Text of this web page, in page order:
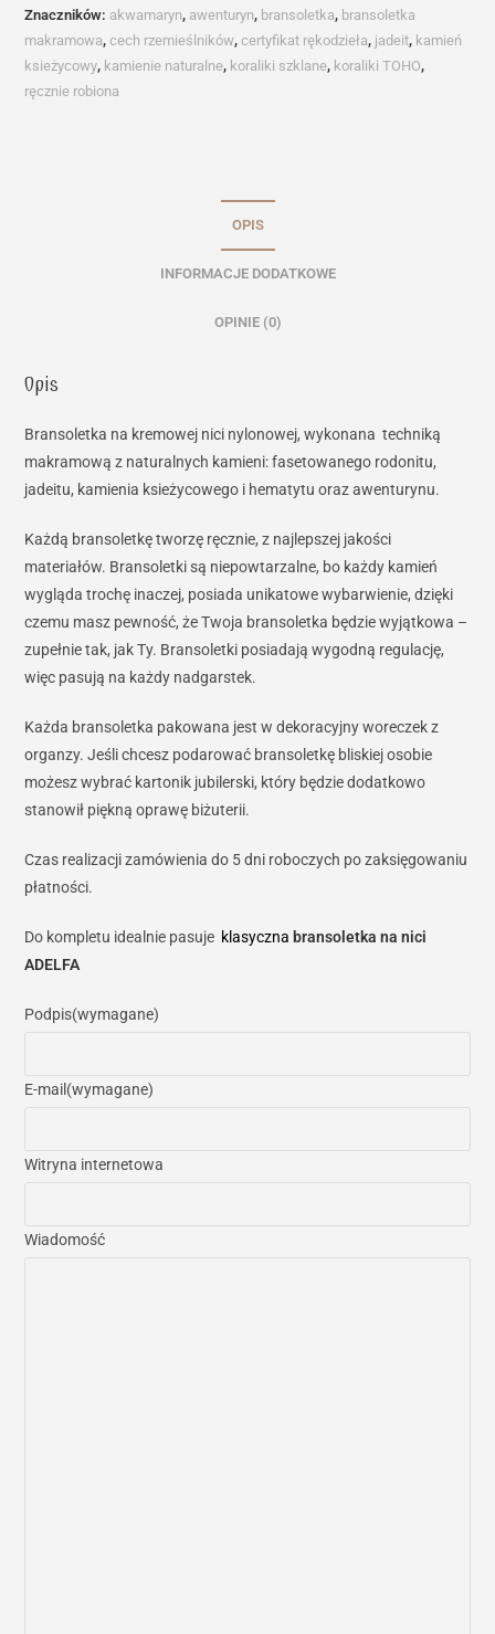
Znaczników: akwamaryn, awenturyn, bransoletka, bransoletka
makramowa,cech rzemieślników,certyfikat rękodzieła, jadeit, kamień
ksieżycowy, kamienie naturalne, koraliki szklane, koraliki TOHO,
ręcznie robiona
OPIS
INFORMACJE DODATKOWE
OPINIE (0)
Opis
Bransoletka na kremowej nici nylonowej, wykonana techniką
makramową z naturalnych kamieni: fasetowanego rodonitu,
jadeitu, kamienia ksieżycowego i hematytu oraz awenturynu.
Każdą bransoletkę tworzę ręcznie, z najlepszej jakości
materiałów. Bransoletki są niepowtarzalne, bo każdy kamień
wygląda trochę inaczej, posiada unikatowe wybarwienie, dzięki
czemu masz pewność, że Twoja bransoletka będzie wyjątkowa –
zupełnie tak, jak Ty. Bransoletki posiadają wygodną regulację,
więc pasują na każdy nadgarstek.
Każda bransoletka pakowana jest w dekoracyjny woreczek z
organzy. Jeśli chcesz podarować bransoletkę bliskiej osobie
możesz wybrać kartonik jubilerski, który będzie dodatkowo
stanowił piękną oprawę biżuterii.
Czas realizacji zamówienia do 5 dni roboczych po zaksięgowaniu
płatności.
Do kompletu idealnie pasuje klasyczna bransoletka na nici
ADELFA
Podpis(wymagane)
E-mail (wymagane)
Witryna internetowa
Wiadomość